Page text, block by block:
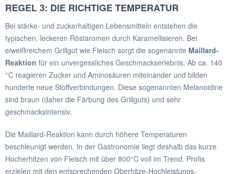
REGEL 3: DIE RICHTIGE TEMPERATUR
Bei stärke- und zuckerhaltigen Lebensmitteln entstehen die
typischen, leckeren Röstaromen durch Karamellisieren. Bei
eiweißreichem Grillgut wie Fleisch sorgt die sogenannte Maillard-
Reaktion für ein unvergessliches Geschmackserlebnis. Ab ca. 140
°C reagieren Zucker und Aminosäuren miteinander und bilden
hunderte neue Stoffverbindungen. Diese sogenannten Melanoidine
sind braun (daher die Färbung des Grillguts) und sehr
geschmacksintensiv.
Die Maillard-Reaktion kann durch höhere Temperaturen
beschleunigt werden. In der Gastronomie liegt deshalb das kurze
Hocherhitzen von Fleisch mit über 800°C voll im Trend. Profis
erzielen mit den entsprechenden Oberhitze-Hochleistungs-